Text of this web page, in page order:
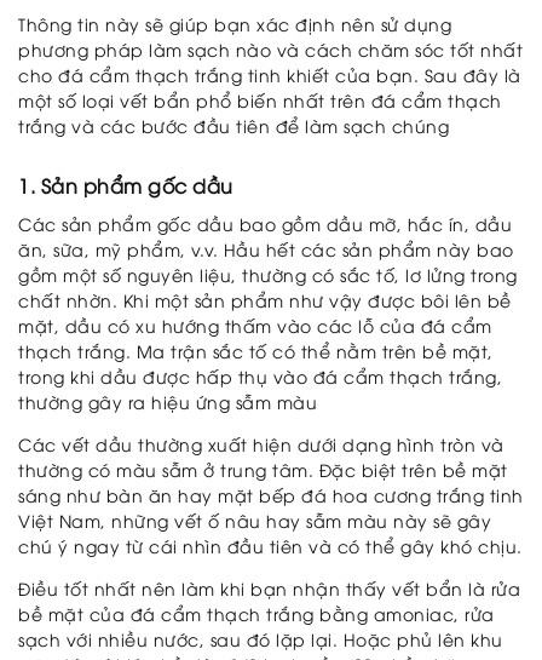
Thông tin này sẽ giúp bạn xác định nên sử dụng
phương pháp làm sạch nào và cách chăm sóc tốt nhất
cho đá cẩm thạch trắng tinh khiết của bạn. Sau đây là
một số loại vết bẩn phổ biến nhất trên đá cẩm thạch
trắng và các bước đầu tiên để làm sạch chúng
1. Sản phẩm gốc dầu
Các sản phẩm gốc dầu bao gồm dầu mỡ, hắc ín, dầu
ăn, sữa, mỹ phẩm, v.v. Hầu hết các sản phẩm này bao
gồm một số nguyên liệu, thường có sắc tố, lơ lửng trong
chất nhờn. Khi một sản phẩm như vậy được bôi lên bề
mặt, dầu có xu hướng thấm vào các lỗ của đá cẩm
thạch trắng. Ma trận sắc tố có thể nằm trên bề mặt,
trong khi dầu được hấp thụ vào đá cẩm thạch trắng,
thường gây ra hiệu ứng sẫm màu
Các vết dầu thường xuất hiện dưới dạng hình tròn và
thường có màu sẫm ở trung tâm. Đặc biệt trên bề mặt
sáng như bàn ăn hay mặt bếp đá hoa cương trắng tinh
Việt Nam, những vết ố nâu hay sẫm màu này sẽ gây
chú ý ngay từ cái nhìn đầu tiên và có thể gây khó chịu.
Điều tốt nhất nên làm khi bạn nhận thấy vết bẩn là rửa
bề mặt của đá cẩm thạch trắng bằng amoniac, rửa
sạch với nhiều nước, sau đó lặp lại. Hoặc phủ lên khu